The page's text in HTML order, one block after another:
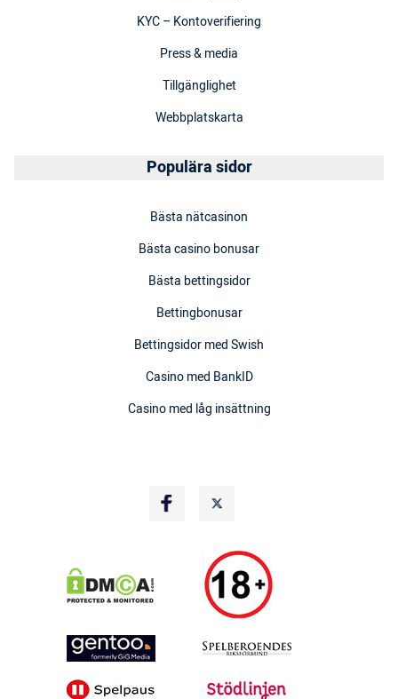
KYC – Kontoverifiering
Press & media
Tillgänglighet
Webbplatskarta
Populära sidor
Bästa nätcasinon
Bästa casino bonusar
Bästa bettingsidor
Bettingbonusar
Bettingsidor med Swish
Casino med BankID
Casino med låg insättning